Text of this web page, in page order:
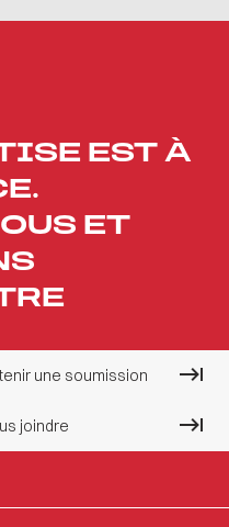
EST À
ET
une soumission
joindre